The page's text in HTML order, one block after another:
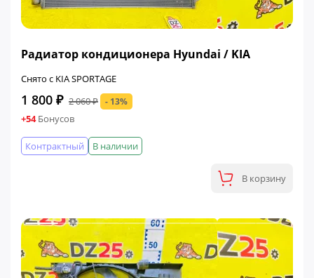
Радиатор кондиционера Hyundai / KIA
Снято с KIA SPORTAGE
1 800 ₽ 2 060 ₽ - 13%
+54Бонусов
В наличии
Контрактный
В корзину